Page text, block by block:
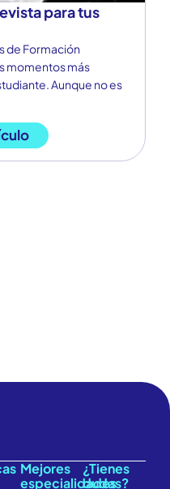
para tus
de Formación
momentos más
Aunque no es
Mejores
especialidades
¿Tienes
dudas?